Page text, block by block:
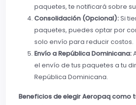
paquetes, te notificará sobre
Consolidación (Opcional):Si
paquetes, puedes optar por
solo envío para reducir costos.
Envío a República Dominicana:
el envío de tus paquetes a tu
República Dominicana.
Beneficios de elegir Aeropaq como